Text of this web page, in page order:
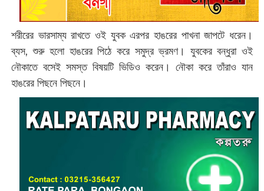
শরীরের ভারসাম্য রাখতে ওই যুবক এরপর হাঙরের পাখনা জাপটে ধরেন।
ব্যস, শুরু হলো হাঙরের পিঠে করে সমুদ্র ভ্রমণ। যুবকের বন্ধুরা ওই
নৌকাতে বসেই সমস্ত বিষয়টি ভিডিও করেন। নৌকা করে তাঁরাও যান
হাঙরের পিছনে পিছনে।